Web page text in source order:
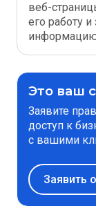
веб-
его работу
Это ваш
Заявите
доступ к
с вашими
Заявить